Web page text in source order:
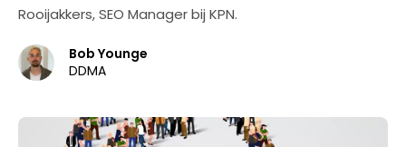
Rooijakkers, SEO Manager bij KPN.
Bob Younge
DDMA